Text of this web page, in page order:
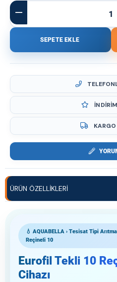
ÜRÜN ÖZELLIKLERI
💧 AQUABELLA › Tesisat Tipi
Reçineli 10
Eurofil Tekli 10
Cihazı